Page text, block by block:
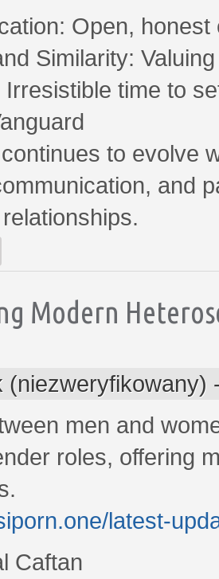
Open,
Similarity:
Irresistible time to
to evolve
and
Modern
(niezweryfikowany)
men and
roles, offering
latest-
Caftan